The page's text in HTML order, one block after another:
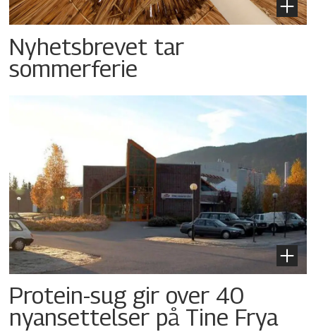
Nyhetsbrevet tar
sommerferie
Protein-sug gir over 40
nyansettelser på Tine Frya